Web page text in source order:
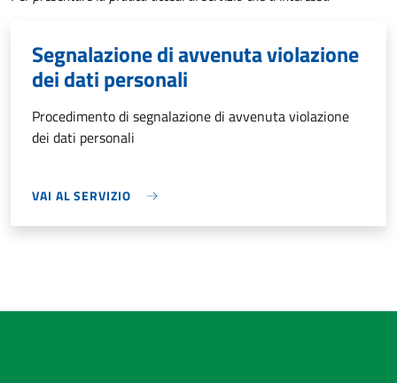
Segnalazione di avvenuta violazione
dei dati personali
Procedimento di segnalazione di avvenuta violazione
dei dati personali
VAI AL SERVIZIO